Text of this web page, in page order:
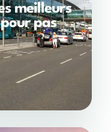
meilleurs
pas